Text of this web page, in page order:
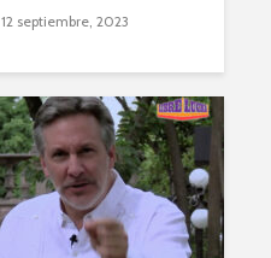
12 septiembre, 2023